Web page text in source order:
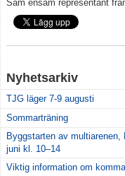
Klubbkläder
Bildgalleri
styrelse
Sam ensam representant
Nyhetsarkiv
TJG läger 7-9 augusti
Sommarträning
Byggstarten av
juni kl. 10–14
Viktig information om